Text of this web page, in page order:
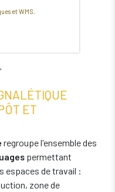
et WMS.
ET
regroupe l'ensemble des
permettant
espaces de travail :
zone de